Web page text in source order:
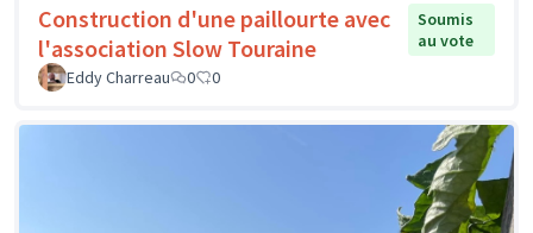
Construction d'une paillourte avec
l'association Slow Touraine
Soumis
au vote
Eddy Charreau
0 0